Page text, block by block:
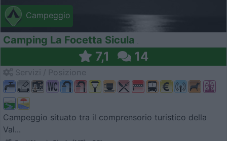
Campeggio
Camping La Focetta Sicula
7,1 14
Campeggio situato tra il comprensorio turistico della
Val...